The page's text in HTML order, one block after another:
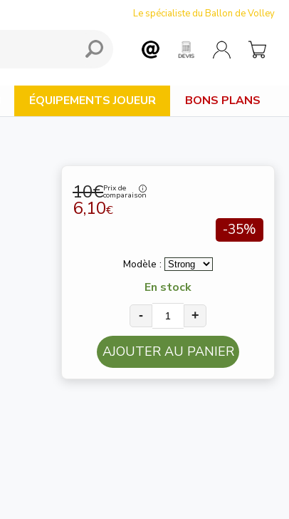
Le spécialiste du Ballon de Volley
ÉQUIPEMENTS JOUEUR BONS PLANS
10€Prix de
comparaison
6,10€
-35%
Modèle :
En stock
- +
AJOUTER AU PANIER